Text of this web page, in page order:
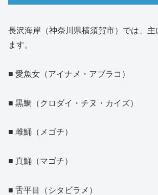
長沢海岸（神奈川県横須賀市）では、
ます。
■ 愛魚女（アイナメ・アブラコ）
■ 黒鯛（クロダイ・チヌ・カイズ）
■ 雌鯒（メゴチ）
■ 真鯒（マゴチ）
■ 舌平目（シタビラメ）